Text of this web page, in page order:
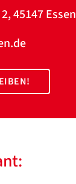
45147 Essen